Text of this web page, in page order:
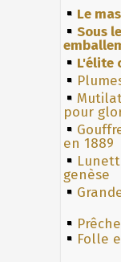
Le
Sous
L'élite
pour
en 1889
genèse
Folle